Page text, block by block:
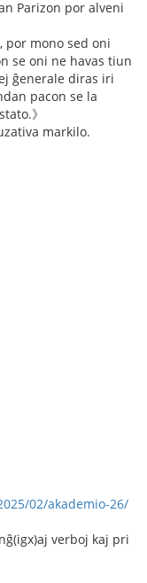
Parizon por alveni
por mono sed oni
se oni ne havas tiun
ĝenerale diras iri
pacon se la
》
markilo.
02/akademio-26/
verboj kaj pri